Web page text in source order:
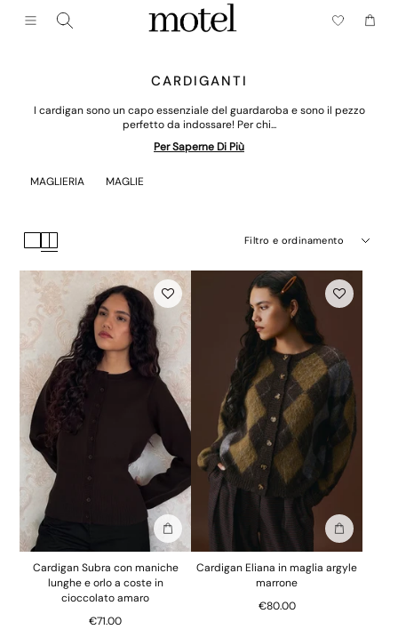
Menu
Chiudere (esc)
CARDIGANTI
I cardigan sono un capo essenziale del guardaroba e sono il pezzo
perfetto da indossare! Per chi...
Per Saperne Di Più
MAGLIERIA MAGLIE
Filtro e ordinamento
Aggiungi alla borsa
Cardigan Subra con maniche
lunghe e orlo a coste in
cioccolato amaro
€71.00
Aggiungi
Cardigan Eliana in maglia argyle
marrone
€80.00